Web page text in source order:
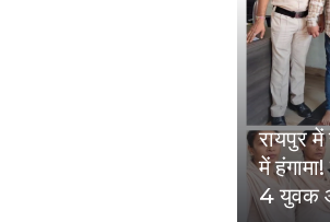
रायपुर
में
4 युवक